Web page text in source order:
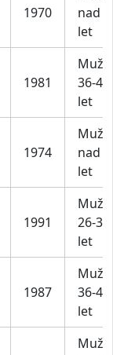
1970
nad
let
1981
Muži
36-45
let
1974
Muži
nad
let
1991
Muži
26-35
let
1987
Muži
36-45
let
Muži